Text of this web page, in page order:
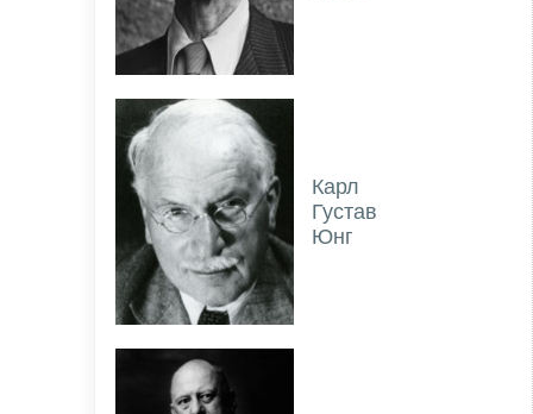
Карл
Густав
Юнг